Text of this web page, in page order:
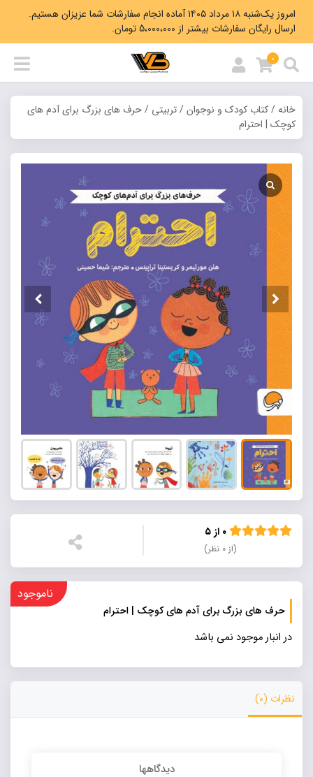
امروز یک‌شنبه ۱۸ مرداد ۱۴۰۵ آماده انجام سفارشات شما عزیزان هستیم.
ارسال رایگان سفارشات بیشتر از 5،000،000 تومان.
0
خانه/کتاب کودک و نوجوان/تربیتی / حرف های بزرگ برای آدم های
کوچک | احترام
(از ۰ نظر)
حرف های بزرگ برای آدم های کوچک | احترام
ناموجود
در انبار موجود نمی باشد
نظرات (0)
دیدگاهها